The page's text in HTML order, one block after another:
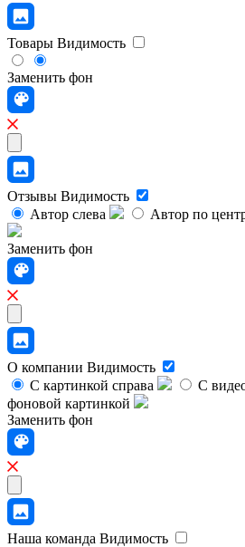
Товары Видимость
Заменить фон
Отзывы Видимость
Автор слева
Автор по
Заменить фон
О компании Видимость
С картинкой справа
С
фоновой картинкой
Заменить фон
Наша команда Видимость